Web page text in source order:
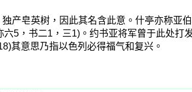
产皂英树，因此其名含此意。什亭亦称亚
5，书二1，三1)。约书亚将军曾于此处打
其意思乃指以色列必得福气和复兴。